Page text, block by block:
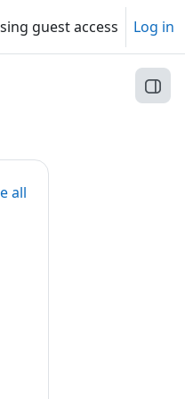
guest access Log in
all